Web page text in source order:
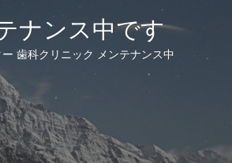
ナンス中です
歯科クリニック メンテナンス中